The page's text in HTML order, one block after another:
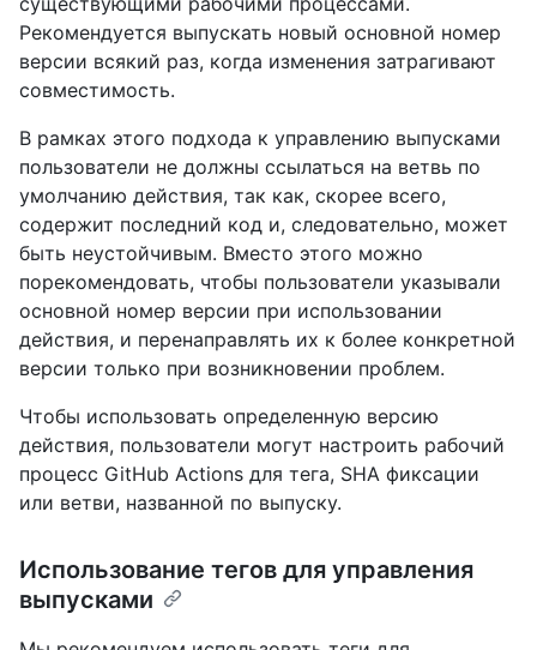
Рекомендуется выпускать новый основной номер
версии всякий раз, когда изменения затрагивают
совместимость.
В рамках этого подхода к управлению выпусками
пользователи не должны ссылаться на ветвь по
умолчанию действия, так как, скорее всего,
содержит последний код и, следовательно, может
быть неустойчивым. Вместо этого можно
порекомендовать, чтобы пользователи указывали
основной номер версии при использовании
действия, и перенаправлять их к более конкретной
версии только при возникновении проблем.
Чтобы использовать определенную версию
действия, пользователи могут настроить рабочий
процесс GitHub Actions для тега, SHA фиксации
или ветви, названной по выпуску.
Использование тегов для управления
выпусками